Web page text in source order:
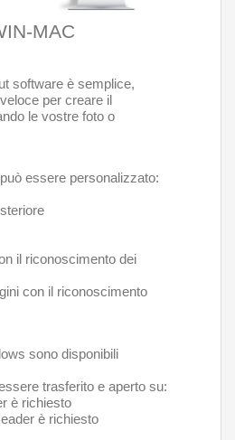
MAC
software è semplice,
per creare il
le vostre foto o
essere personalizzato:
il riconoscimento dei
con il riconoscimento
sono disponibili
trasferito e aperto su:
è richiesto
è richiesto